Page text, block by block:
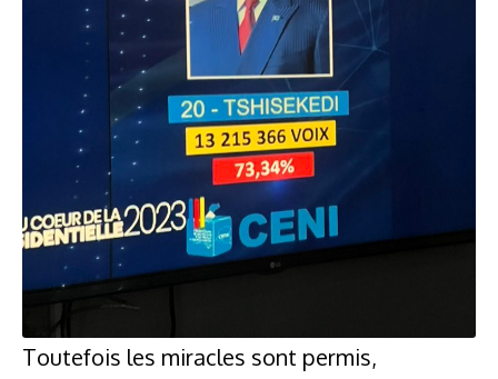
Toutefois les miracles sont permis,